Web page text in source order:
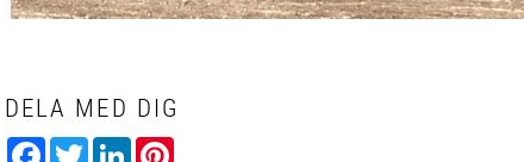
DELA MED DIG
Facebook
TwitterLinkedIn